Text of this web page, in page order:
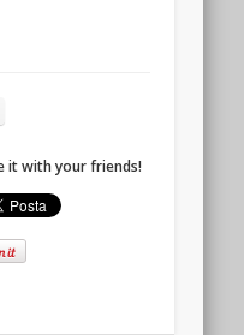
it with your friends!